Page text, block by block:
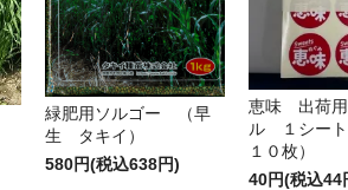
緑肥用ソルゴー （早
生 タキイ）
580円(税込638円)
恵味 出荷
ル １シート
１０枚）
40円(税込44